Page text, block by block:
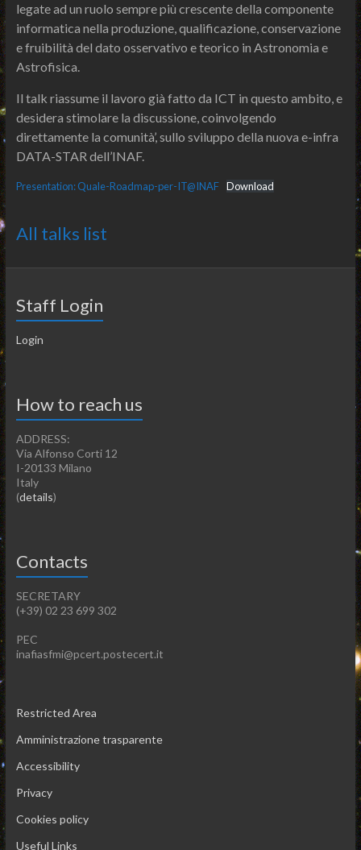
legate ad un ruolo sempre più crescente della componente
informatica nella produzione, qualificazione, conservazione
e fruibilità del dato osservativo e teorico in Astronomia e
Astrofisica.
Il talk riassume il lavoro già fatto da ICT in questo ambito, e
desidera stimolare la discussione, coinvolgendo
direttamente la comunità’, sullo sviluppo della nuova e-infra
DATA-STAR dell’INAF.
Presentation: Quale-Roadmap-per-IT@INAF Download
All talks list
Staff Login
Login
How to reach us
ADDRESS:
Via Alfonso Corti 12
I-20133 Milano
Italy
(details)
Contacts
SECRETARY
(+39) 02 23 699 302
PEC
inafiasfmi@pcert.postecert.it
Restricted Area
Amministrazione trasparente
Accessibility
Privacy
Cookies policy
Useful Links